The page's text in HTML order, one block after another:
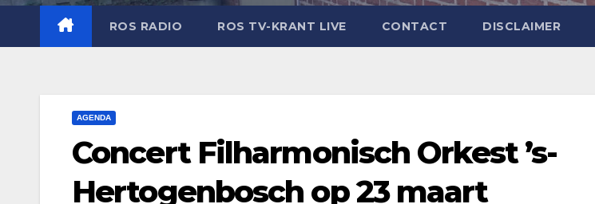
ROS RADIO ROS TV-KRANT LIVE CONTACT DISCLAIMER
AGENDA
Concert Filharmonisch Orkest ’s-
Hertogenbosch op 23 maart